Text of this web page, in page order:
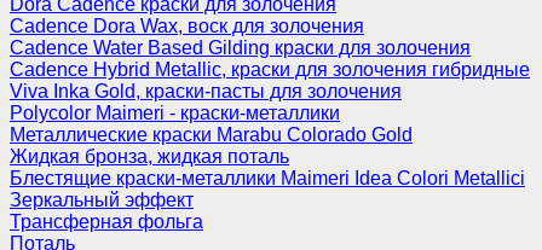
Dora Cadence краски для золочения
Cadence Dora Wax, воск для золочения
Cadence Water Based Gilding краски для золочения
Cadence Hybrid Metallic, краски для золочения гибридные
Viva Inka Gold, краски-пасты для золочения
Polycolor Maimeri - краски-металлики
Металлические краски Marabu Colorado Gold
Жидкая бронза, жидкая поталь
Блестящие краски-металлики Maimeri Idea Colori Metallici
Зеркальный эффект
Трансферная фольга
Поталь